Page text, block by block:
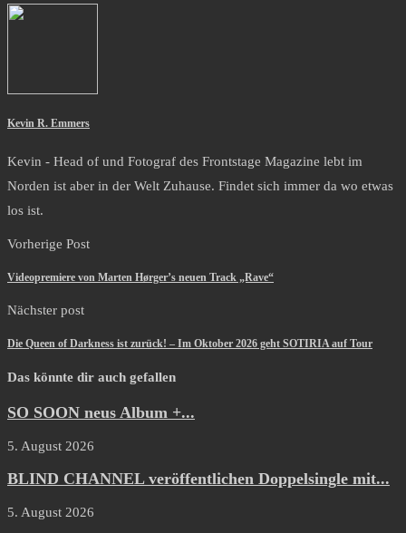
Kevin R. Emmers
Kevin - Head of und Fotograf des Frontstage Magazine lebt im
Norden ist aber in der Welt Zuhause. Findet sich immer da wo etwas
los ist.
Vorherige Post
Videopremiere von Marten Hørger’s neuen Track „Rave“
Nächster post
Die Queen of Darkness ist zurück! – Im Oktober 2026 geht SOTIRIA auf Tour
Das könnte dir auch gefallen
SO SOON neus Album +...
5. August 2026
BLIND CHANNEL veröffentlichen Doppelsingle mit...
5. August 2026